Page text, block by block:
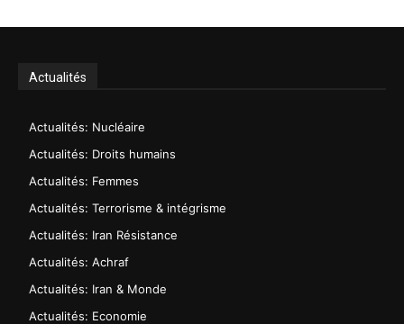
Actualités
Actualités: Nucléaire
Actualités: Droits humains
Actualités: Femmes
Actualités: Terrorisme & intégrisme
Actualités: Iran Résistance
Actualités: Achraf
Actualités: Iran & Monde
Actualités: Economie